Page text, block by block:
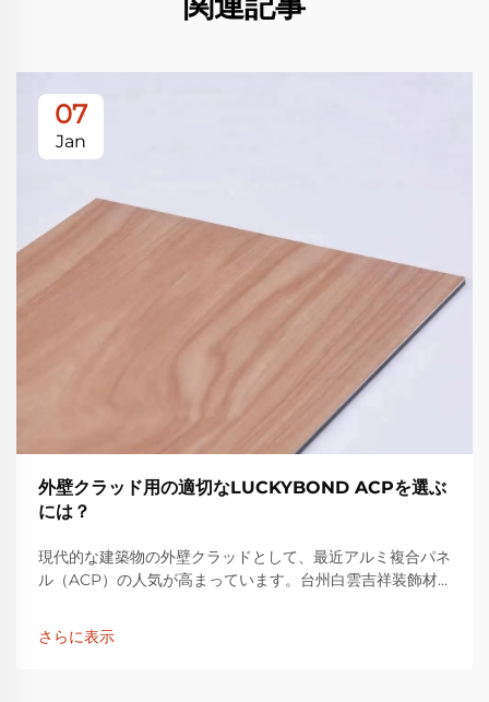
07
Jan
外壁クラッド用の適切なLUCKYBOND ACPを選ぶ
には？
現代的な建築物の外壁クラッドとして、最近アルミ複合パネ
ル（ACP）の人気が高まっています。台州白雲吉祥装飾材
質なACPの信頼できるサプライヤーとして知られていま
す。外装用...
さらに表示